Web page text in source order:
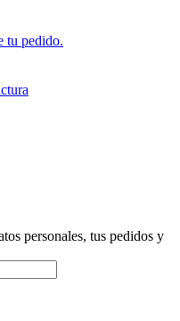
tu pedido.
personales, tus pedidos y